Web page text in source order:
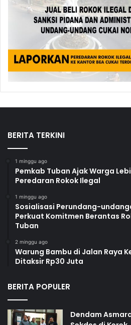
BERITA TERKINI
1 minggu ago
Pemkab Tuban Ajak Warga
Peredaran Rokok Ilegal
1 minggu ago
Sosialisasi Perundang-
Perkuat Komitmen Berantas
Tuban
2 minggu ago
Warung Bambu di Jalan Raya
Ditaksir Rp30 Juta
BERITA POPULER
Dendam